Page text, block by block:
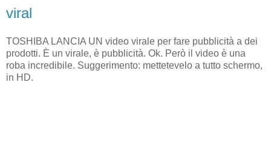
viral
TOSHIBA LANCIA UN video virale per fare pubblicità a dei
prodotti. È un virale, è pubblicità. Ok. Però il video è una
roba incredibile. Suggerimento: mettetevelo a tutto schermo,
in HD.